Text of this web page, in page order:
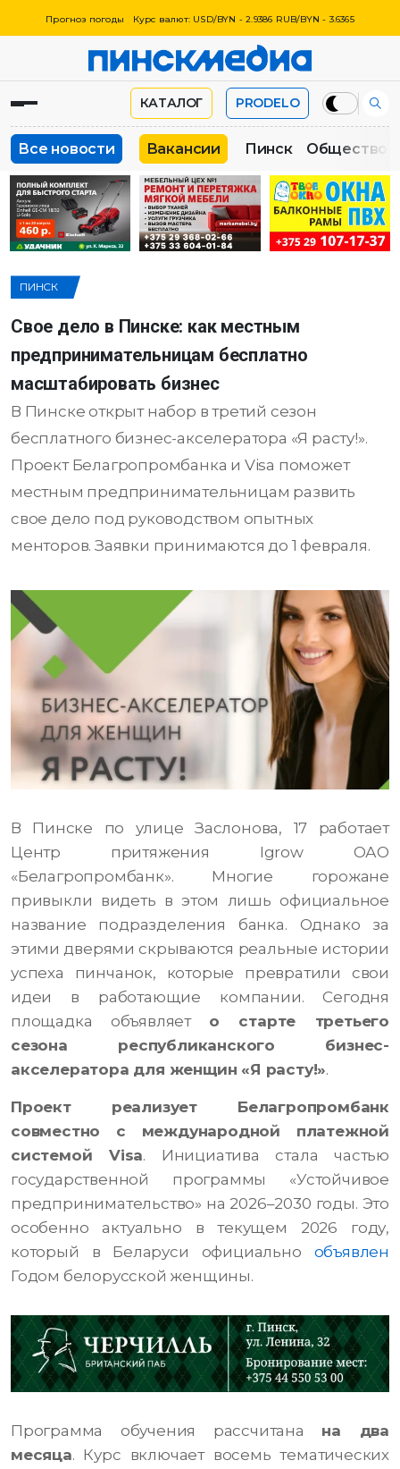
Прогноз погоды Курс валют: USD/BYN - 2.9386 RUB/BYN - 3.6365
КАТАЛОГ PRODELO
Все новости Вакансии Пинск Общество
ПИНСК
Свое дело в Пинске: как местным
предпринимательницам бесплатно
масштабировать бизнес
В Пинске открыт набор в третий сезон
бесплатного бизнес-акселератора «Я расту!».
Проект Белагропромбанка и Visa поможет
местным предпринимательницам развить
свое дело под руководством опытных
менторов. Заявки принимаются до 1 февраля.
В Пинске по улице Заслонова, 17 работает
Центр притяжения Igrow ОАО
«Белагропромбанк». Многие горожане
привыкли видеть в этом лишь официальное
название подразделения банка. Однако за
этими дверями скрываются реальные истории
успеха пинчанок, которые превратили свои
идеи в работающие компании. Сегодня
площадка объявляет о старте третьего
сезона республиканского бизнес-
акселератора для женщин «Я расту!».
Проект реализует Белагропромбанк
совместно с международной платежной
системой Visa. Инициатива стала частью
государственной программы «Устойчивое
предпринимательство» на 2026–2030 годы. Это
особенно актуально в текущем 2026 году,
который в Беларуси официально объявлен
Годом белорусской женщины.
Программа обучения рассчитана на два
месяца. Курс включает восемь тематических